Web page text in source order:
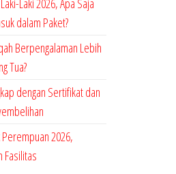
Laki 2026, Apa Saja
dalam Paket?
Berpengalaman Lebih
Tua?
dengan Sertifikat dan
2026,
Fasilitas